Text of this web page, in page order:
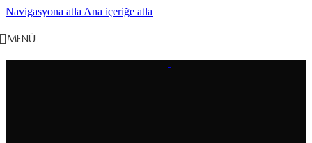
Navigasyona atla Ana içeriğe atla
MENÜ